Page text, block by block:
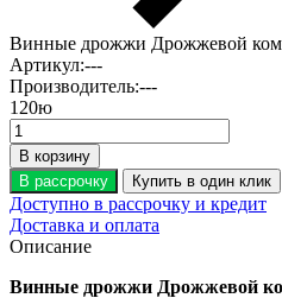
Винные дрожжи Дрожжевой
Артикул:---
Производитель:---
120ю
В корзину
В рассрочку
Купить в один клик
Доступно в рассрочку и кредит
Доставка и оплата
Описание
Винные дрожжи Дрожжевой